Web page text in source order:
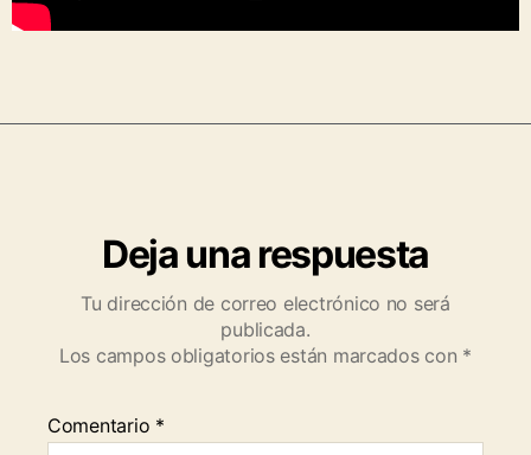
Deja una respuesta
Tu dirección de correo electrónico no será
publicada.
Los campos obligatorios están marcados con *
Comentario *